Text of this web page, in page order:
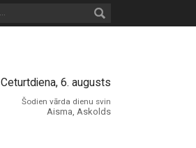
Ceturtdiena, 6. augusts
Šodien vārda dienu svin
Aisma, Askolds